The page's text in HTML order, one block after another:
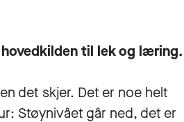
hovedkilden til lek og læring.
det skjer. Det er noe helt
Støynivået går ned, det er